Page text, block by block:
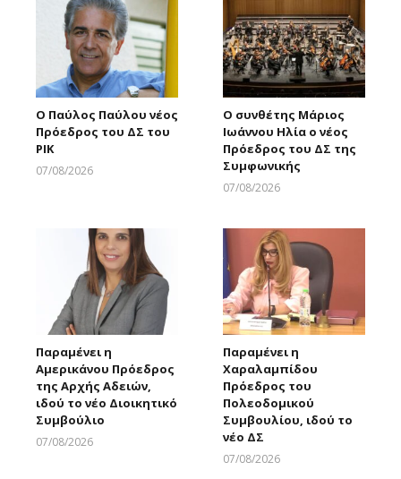
Ο Παύλος Παύλου νέος
Πρόεδρος του ΔΣ του
ΡΙΚ
07/08/2026
Ο συνθέτης Μάριος
Ιωάννου Ηλία ο νέος
Πρόεδρος του ΔΣ της
Συμφωνικής
07/08/2026
Παραμένει η
Αμερικάνου Πρόεδρος
της Αρχής Αδειών,
ιδού το νέο Διοικητικό
Συμβούλιο
07/08/2026
Παραμένει η
Χαραλαμπίδου
Πρόεδρος του
Πολεοδομικού
Συμβουλίου, ιδού το
νέο ΔΣ
07/08/2026